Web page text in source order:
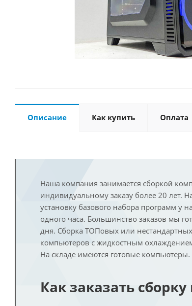
Описание Как купить Оплата
Наша компания занимается сборкой
индивидуальному заказу более 20 лет.
установку базового набора программ у
одного часа. Большинство заказов мы
дня. Сборка ТОПовых или
компьютеров с жидкостным
На складе имеются готовые компьютеры.
Как заказать